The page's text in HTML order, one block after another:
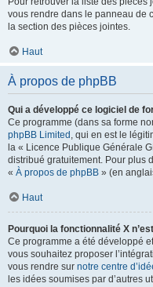
vous rendre dans le panneau de
la section des pièces jointes.
Haut
À propos de phpBB
Qui a développé ce logiciel de
Ce programme (dans sa forme
phpBB Limited , qui en est le
la « Licence Publique Générale
distribué gratuitement. Pour plus
« À propos de phpBB » (en
Haut
Pourquoi la fonctionnalité X
Ce programme a été développé
vous souhaitez proposer
vous rendre sur notre centre
les idées soumises par d’autres